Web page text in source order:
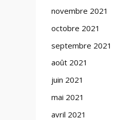
novembre 2021
octobre 2021
septembre 2021
août 2021
juin 2021
mai 2021
avril 2021